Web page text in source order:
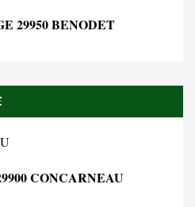
29950 BENODET
CONCARNEAU